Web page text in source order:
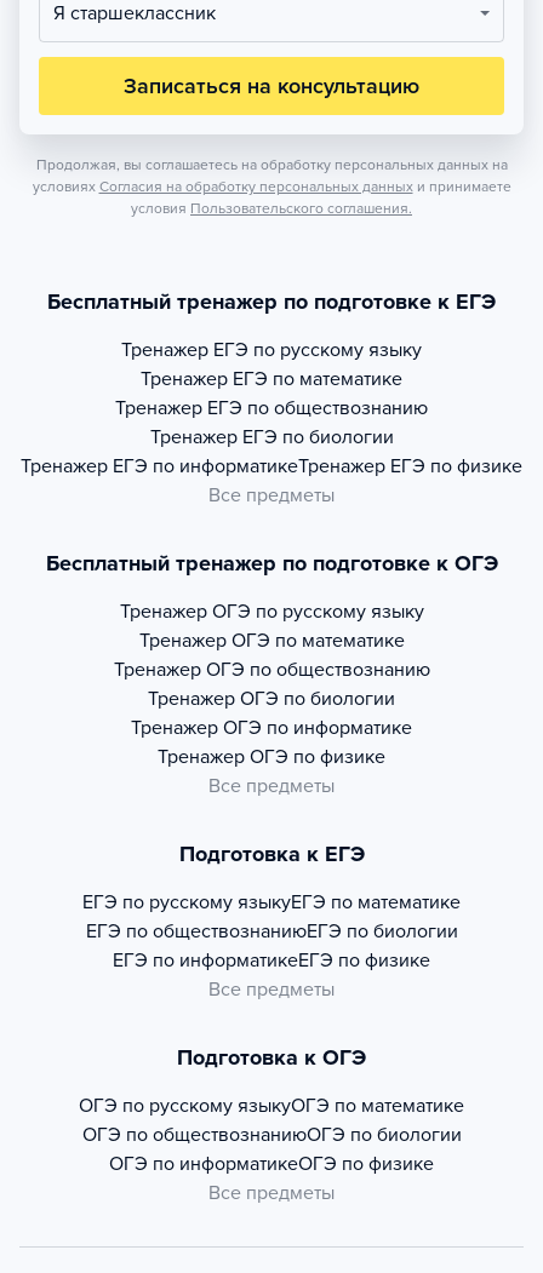
Я старшеклассник
Записаться на консультацию
Продолжая, вы соглашаетесь на обработку персональных данных на
условиях Согласия на обработку персональных данных и принимаете
условия Пользовательского соглашения.
Бесплатный тренажер по подготовке к ЕГЭ
Тренажер ЕГЭ по русскому языку
Тренажер ЕГЭ по математике
Тренажер ЕГЭ по обществознанию
Тренажер ЕГЭ по биологии
Тренажер ЕГЭ по информатикеТренажер ЕГЭ по физике
Все предметы
Бесплатный тренажер по подготовке к ОГЭ
Тренажер ОГЭ по русскому языку
Тренажер ОГЭ по математике
Тренажер ОГЭ по обществознанию
Тренажер ОГЭ по биологии
Тренажер ОГЭ по информатике
Тренажер ОГЭ по физике
Все предметы
Подготовка к ЕГЭ
ЕГЭ по русскому языкуЕГЭ по математике
ЕГЭ по обществознаниюЕГЭ по биологии
ЕГЭ по информатикеЕГЭ по физике
Все предметы
Подготовка к ОГЭ
ОГЭ по русскому языкуОГЭ по математике
ОГЭ по обществознаниюОГЭ по биологии
ОГЭ по информатикеОГЭ по физике
Все предметы